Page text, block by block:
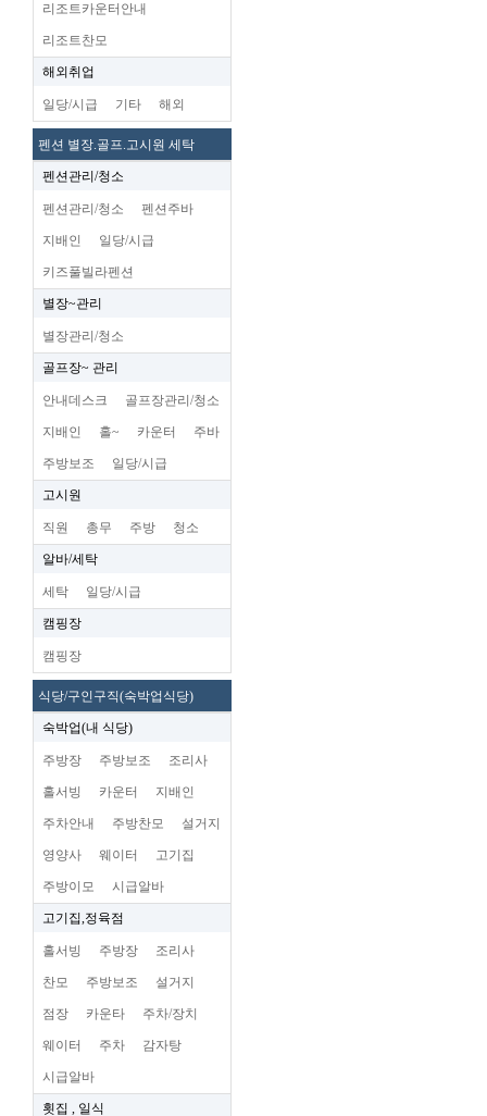
리조트카운터안내
리조트찬모
해외취업
일당/시급 기타 해외
펜션 별장.골프.고시원 세탁
펜션관리/청소
펜션관리/청소 펜션주바
지배인 일당/시급
키즈풀빌라펜션
별장~관리
별장관리/청소
골프장~ 관리
안내데스크 골프장관리/청소
지배인 홀~ 카운터 주바
주방보조 일당/시급
고시원
직원 총무 주방 청소
알바/세탁
세탁 일당/시급
캠핑장
캠핑장
식당/구인구직(숙박업식당)
숙박업(내 식당)
주방장 주방보조 조리사
홀서빙 카운터 지배인
주차안내 주방찬모 설거지
영양사 웨이터 고기집
주방이모 시급알바
고기집,정육점
홀서빙 주방장 조리사
찬모 주방보조 설거지
점장 카운타 주차/장치
웨이터 주차 감자탕
시급알바
횟집 , 일식